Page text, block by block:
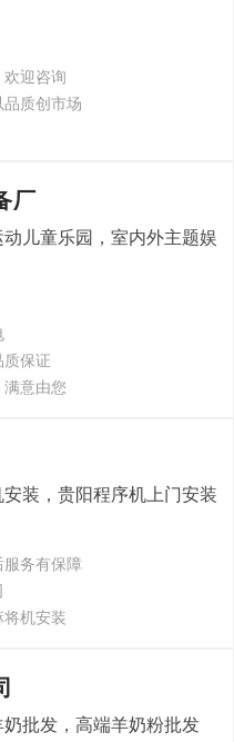
迎咨询
质创市场
厂
儿童乐园，室内外主题娱
保证
意由您
装，贵阳程序机上门安装
务有保障
机安装
批发，高端羊奶粉批发